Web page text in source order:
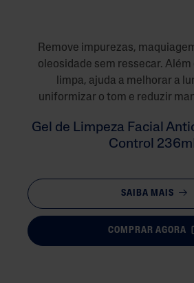
Remove impurezas,
oleosidade sem ressecar. Além
limpa, ajuda a melhorar a
uniformizar o tom e reduzir
Gel de Limpeza Facial
Control
SAIBA MAIS
COMPRAR AGORA